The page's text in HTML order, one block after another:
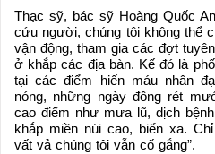
Thạc sỹ, bác sỹ Hoàng Quốc
cứu người, chúng tôi không thể
vận động, tham gia các đợt
ở khắp các địa bàn. Kế đó là
tại các điểm hiến máu nhân
nóng, những ngày đông rét
cao điểm như mưa lũ, dịch
khắp miền núi cao, biển xa.
vất vả chúng tôi vẫn cố gắng”.